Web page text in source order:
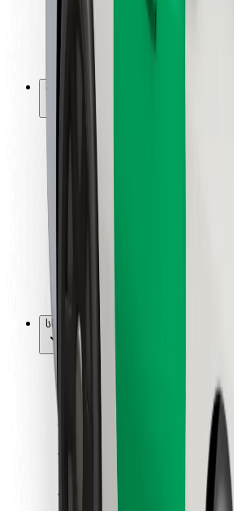
ქალაქი უკეთესობისკენ
აეროპორტები
Bolt-ის დასატენი სადგური
მხარდაჭერა
მგზავრებისთვის
მძღოლებისთვის
კურიერებისთვის
ავტოპარკის
რესტორნებისთვის
Bolt for Business
სხვა
მომწოდებლები
მიიღე მომსახურება